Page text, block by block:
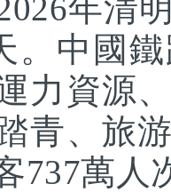
年清
。中國
力資源
青、旅
737萬人